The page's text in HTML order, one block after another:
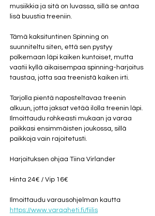
musiikkia ja sitä on luvassa, sillä se antaa
lisä buustia treeniin.
Tämä kaksituntinen Spinning on
suunniteltu siten, että sen pystyy
polkemaan läpi kaiken kuntoiset, mutta
vaatii kyllä aikaisempaa spinning-harjoitus
taustaa, jotta saa treenistä kaiken irti.
Tarjolla pientä naposteltavaa treenin
alkuun, jotta jaksat vetää ilolla treenin läpi.
Ilmoittaudu rohkeasti mukaan ja varaa
paikkasi ensimmäisten joukossa, sillä
paikkoja vain rajoitetusti.
Harjoituksen ohjaa Tiina Virlander
Hinta 24€ / Vip 16€
Ilmoittaudu varausohjelman kautta
https://www.varaaheti.fi/fiilis